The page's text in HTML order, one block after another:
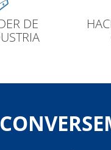
HACER UNA
CONOCIDA